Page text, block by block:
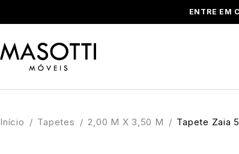
ENTRE EM
Início / Tapetes / 2,00 M X 3,50 M / Tapete Zaia